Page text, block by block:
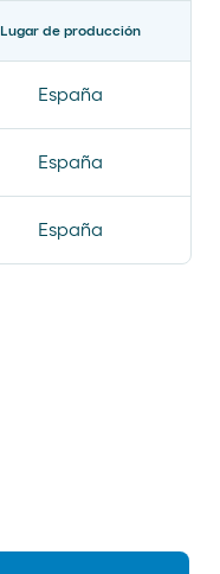
Lugar de producción
España
España
España